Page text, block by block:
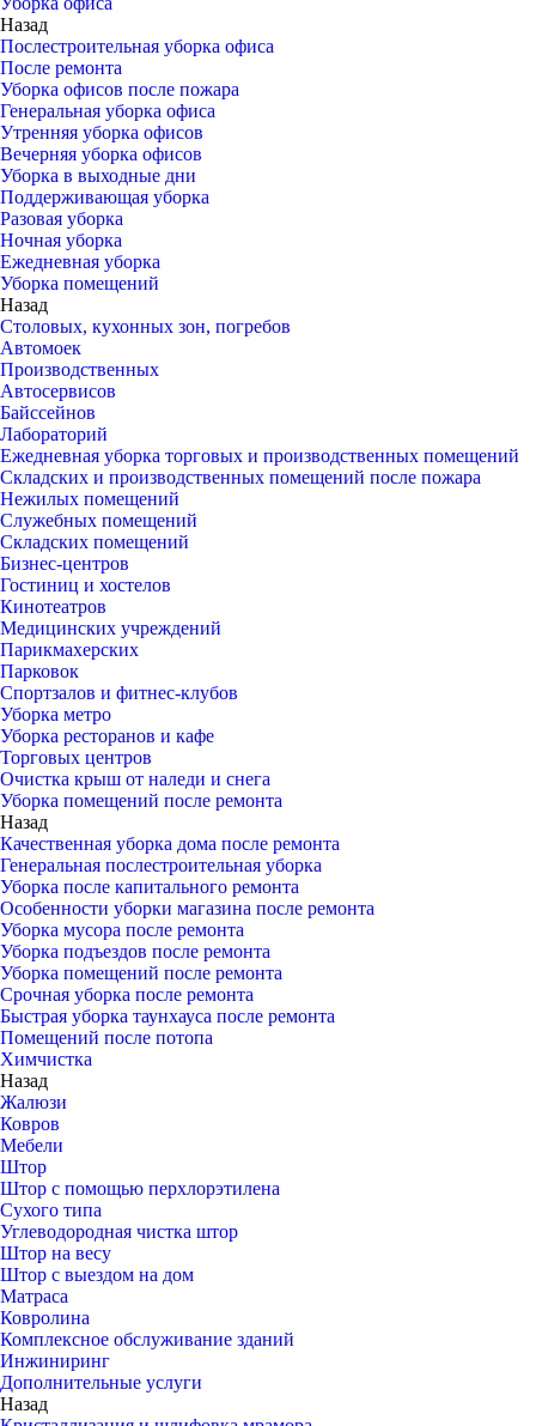
Назад
Послестроительная уборка офиса
После ремонта
Уборка офисов после пожара
Генеральная уборка офиса
Утренняя уборка офисов
Вечерняя уборка офисов
Уборка в выходные дни
Поддерживающая уборка
Разовая уборка
Ночная уборка
Ежедневная уборка
Уборка помещений
Назад
Столовых, кухонных зон, погребов
Автомоек
Производственных
Автосервисов
Байссейнов
Лабораторий
Ежедневная уборка торговых и производственных помещений
Складских и производственных помещений после пожара
Нежилых помещений
Служебных помещений
Складских помещений
Бизнес-центров
Гостиниц и хостелов
Кинотеатров
Медицинских учреждений
Парикмахерских
Парковок
Спортзалов и фитнес-клубов
Уборка метро
Уборка ресторанов и кафе
Торговых центров
Очистка крыш от наледи и снега
Уборка помещений после ремонта
Назад
Качественная уборка дома после ремонта
Генеральная послестроительная уборка
Уборка после капитального ремонта
Особенности уборки магазина после ремонта
Уборка мусора после ремонта
Уборка подъездов после ремонта
Уборка помещений после ремонта
Срочная уборка после ремонта
Быстрая уборка таунхауса после ремонта
Помещений после потопа
Химчистка
Назад
Жалюзи
Ковров
Мебели
Штор
Штор с помощью перхлорэтилена
Сухого типа
Углеводородная чистка штор
Штор на весу
Штор с выездом на дом
Матраса
Ковролина
Комплексное обслуживание зданий
Инжиниринг
Дополнительные услуги
Назад